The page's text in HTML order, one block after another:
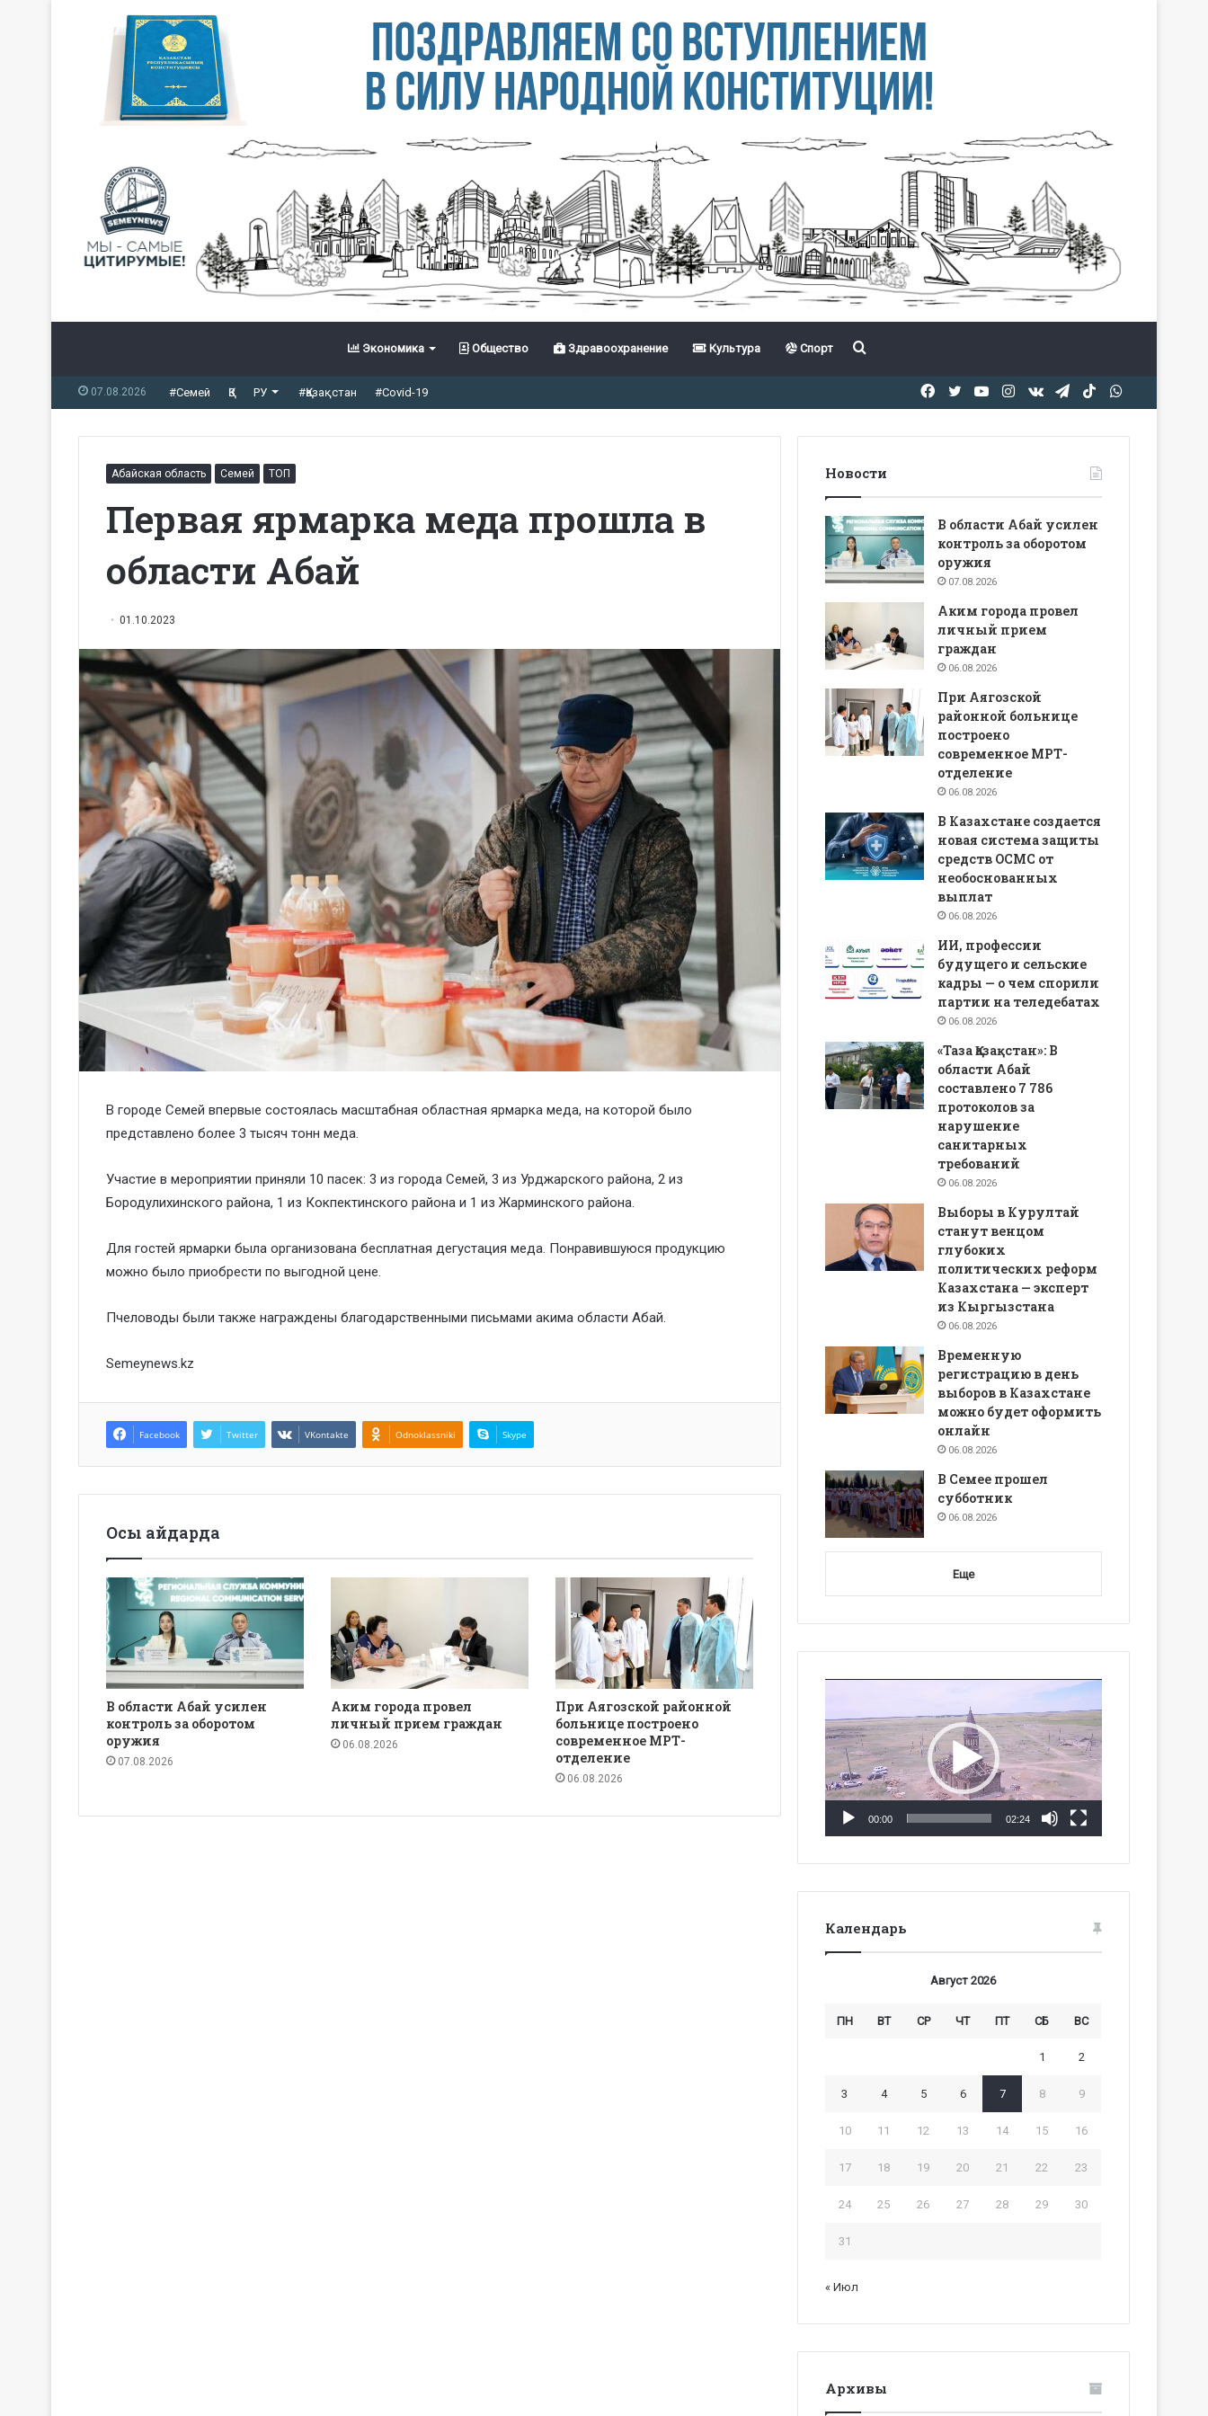
Экономика Общество Здравоохранение Культура Спорт Іздеу
07.08.2026 #Семей ҚЗ РУ #Қазақстан #Covid-19 TikTok
Telegram
vk.com
Instagram
YouTube
Twitter
Facebook
Абайская область Семей ТОП
Первая ярмарка меда прошла в
области Абай
01.10.2023
В городе Семей впервые состоялась масштабная областная ярмарка меда, на которой было
представлено более 3 тысяч тонн меда.
Участие в мероприятии приняли 10 пасек: 3 из города Семей, 3 из Урджарского района, 2 из
Бородулихинского района, 1 из Кокпектинского района и 1 из Жарминского района.
Для гостей ярмарки была организована бесплатная дегустация меда. Понравившуюся продукцию
можно было приобрести по выгодной цене.
Пчеловоды были также награждены благодарственными письмами акима области Абай.
Semeynews.kz
Facebook Twitter VKontakte Odnoklassniki Skype
Осы айдарда
В области Абай усилен
контроль за оборотом
оружия
07.08.2026
Аким города провел
личный прием граждан
06.08.2026
При Аягозской районной
больнице построено
современное МРТ-
отделение
06.08.2026
Новости
В области Абай усилен
контроль за оборотом
оружия
07.08.2026
Аким города провел
личный прием
граждан
06.08.2026
При Аягозской
районной больнице
построено
современное МРТ-
отделение
06.08.2026
В Казахстане создается
новая система защиты
средств ОСМС от
необоснованных
выплат
06.08.2026
ИИ, профессии
будущего и сельские
кадры — о чем спорили
партии на теледебатах
06.08.2026
«Таза Қазақстан»: В
области Абай
составлено 7 786
протоколов за
нарушение
санитарных
требований
06.08.2026
Выборы в Курултай
станут венцом
глубоких
политических реформ
Казахстана — эксперт
из Кыргызстана
06.08.2026
Временную
регистрацию в день
выборов в Казахстане
можно будет оформить
онлайн
06.08.2026
В Семее прошел
субботник
06.08.2026
Еще
00:00 02:24
Календарь
Август 2026
ПН ВТ СР ЧТ ПТ СБ ВС
1 2
3 4 5 6 7 8 9
10 11 12 13 14 15 16
17 18 19 20 21 22 23
24 25 26 27 28 29 30
31
« Июл
Архивы